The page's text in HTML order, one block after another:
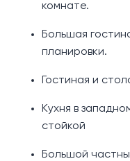
комнате.
Большая
планировки.
Гостиная и
Кухня в
стойкой
Большой